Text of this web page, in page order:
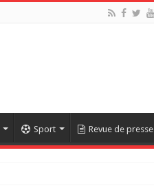
Sport Revue de presse